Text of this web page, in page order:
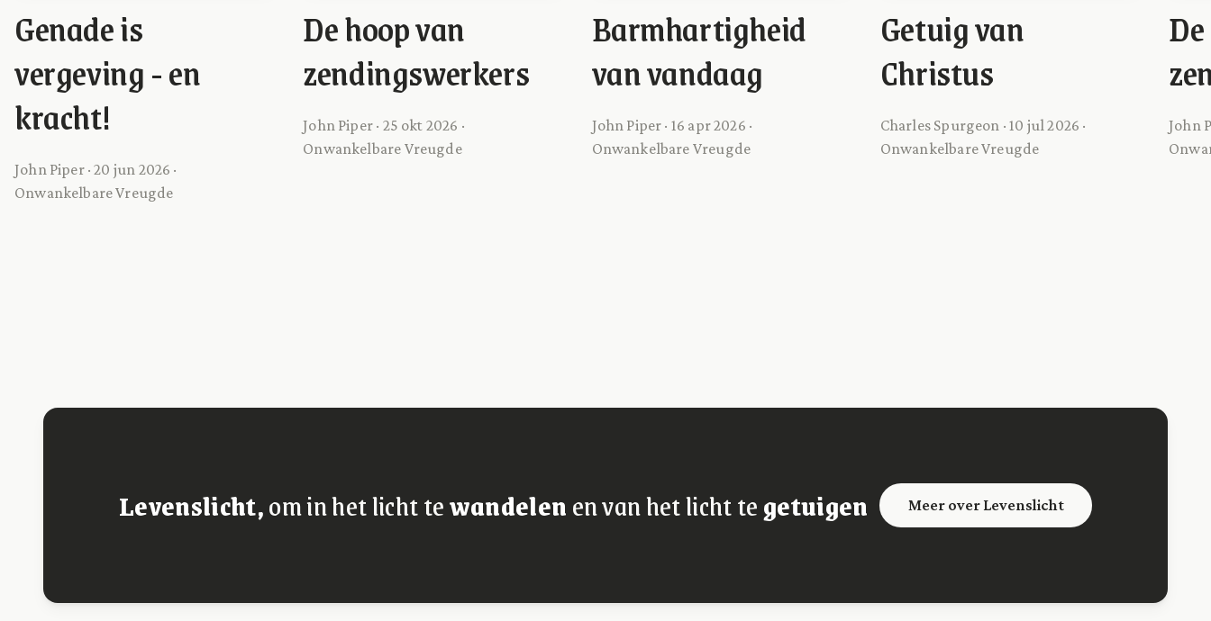
Genade is
vergeving - en
kracht!
John Piper · 20 jun 2026 ·
Onwankelbare Vreugde
De hoop van
zendingswerkers
John Piper · 25 okt 2026 ·
Onwankelbare Vreugde
Barmhartigheid
van vandaag
John Piper · 16 apr 2026 ·
Onwankelbare Vreugde
Getuig van
Christus
Charles Spurgeon · 10 jul 2026 ·
Onwankelbare Vreugde
John
Levenslicht,om in het licht tewandelenen van het licht tegetuigen Meer over Levenslicht